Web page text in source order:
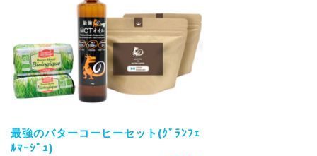
最強のバターコーヒーセット(ｸﾞﾗﾝﾌｪ
ﾙﾏｰｼﾞｭ)